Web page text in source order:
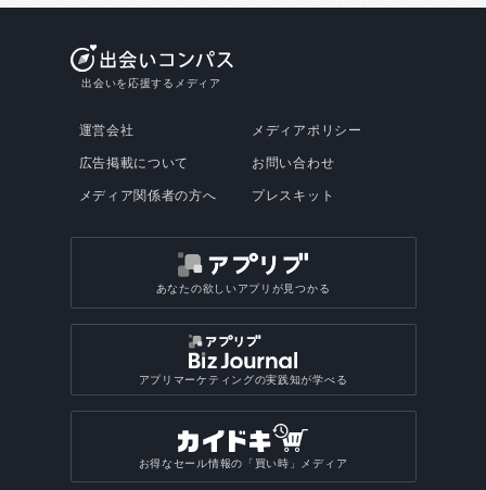
出会いを応援するメディア
運営会社
広告掲載について
メディア関係者の方へ
メディアポリシー
お問い合わせ
プレスキット
あなたの欲しいアプリが見つかる
アプリマーケティングの実践知が学べる
お得なセール情報の「買い時」メディア